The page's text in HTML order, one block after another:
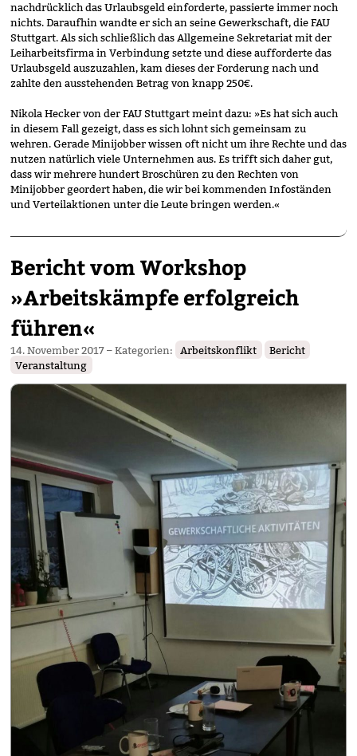
nachdrücklich das Urlaubsgeld einforderte, passierte immer noch
nichts. Daraufhin wandte er sich an seine Gewerkschaft, die FAU
Stuttgart. Als sich schließlich das Allgemeine Sekretariat mit der
Leiharbeits­firma in Verbindung setzte und diese aufforderte das
Urlaubsgeld auszuzahlen, kam dieses der Forderung nach und
zahlte den ausstehenden Betrag von knapp 250€.
Nikola Hecker von der FAU Stuttgart meint dazu: »Es hat sich auch
in diesem Fall gezeigt, dass es sich lohnt sich gemeinsam zu
wehren. Gerade Minijobber wissen oft nicht um ihre Rechte und das
nutzen natürlich viele Unternehmen aus. Es trifft sich daher gut,
dass wir mehrere hundert Broschüren zu den Rechten von
Minijobber geordert haben, die wir bei kommenden Infoständen
und Verteilaktionen unter die Leute bringen werden.«
Bericht vom Workshop
»Arbeitskämpfe erfolgreich
führen«
14. November 2017– Kategorien: Arbeitskonflikt
Bericht
Veranstaltung